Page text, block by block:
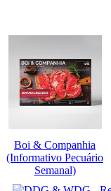
Boi & Companhia
(Informativo Pecuário
Semanal)